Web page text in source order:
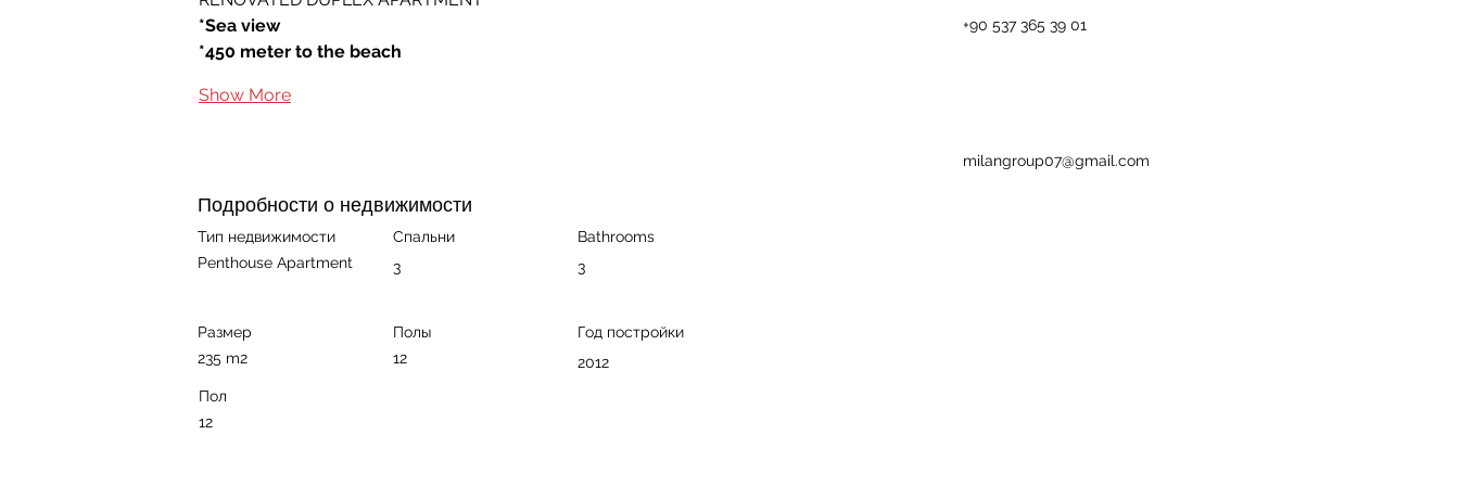
*Sea view
*450 meter to the beach
Show More
+90 537 365 39 01
milangroup07@gmail.com
Подробности о недвижимости
Тип недвижимости
Penthouse Apartment
Спальни
3
Bathrooms
3
Размер
235 m2
Полы
12
Год постройки
2012
Пол
12